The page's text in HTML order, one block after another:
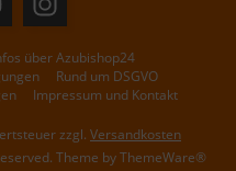
über Azubishop24
Rund um DSGVO
Impressum und Kontakt
zzgl. Versandkosten
Theme byThemeWare®